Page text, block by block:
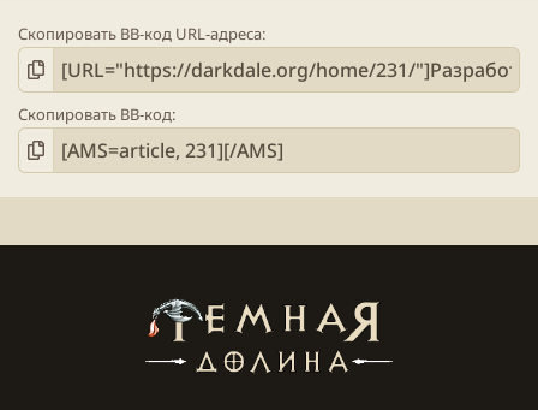
Скопировать BB-код URL-адреса
Скопировать BB-код